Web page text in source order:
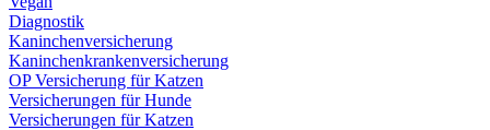
Diagnostik
Kaninchenversicherung
Kaninchenkrankenversicherung
OP Versicherung für Katzen
Versicherungen für Hunde
Versicherungen für Katzen